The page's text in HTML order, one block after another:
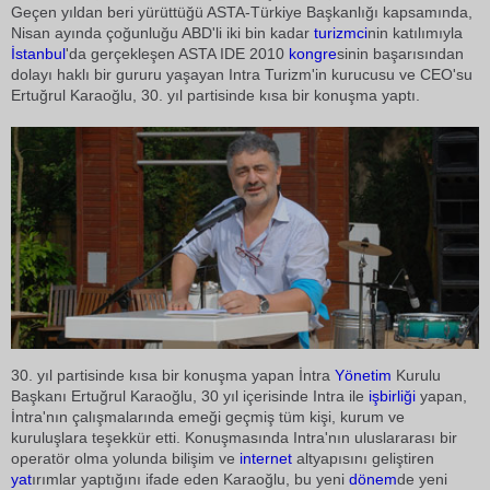
Geçen yıldan beri yürüttüğü ASTA-Türkiye Başkanlığı kapsamında,
Nisan ayında çoğunluğu ABD'li iki bin kadar turizmcinin katılımıyla
İstanbul'da gerçekleşen ASTA IDE 2010 kongresinin başarısından
dolayı haklı bir gururu yaşayan Intra Turizm'in kurucusu ve CEO'su
Ertuğrul Karaoğlu, 30. yıl partisinde kısa bir konuşma yaptı.
30. yıl partisinde kısa bir konuşma yapan İntra Yönetim Kurulu
Başkanı Ertuğrul Karaoğlu, 30 yıl içerisinde Intra ile işbirliği yapan,
İntra'nın çalışmalarında emeği geçmiş tüm kişi, kurum ve
kuruluşlara teşekkür etti. Konuşmasında Intra'nın uluslararası bir
operatör olma yolunda bilişim ve internet altyapısını geliştiren
yatırımlar yaptığını ifade eden Karaoğlu, bu yeni dönemde yeni